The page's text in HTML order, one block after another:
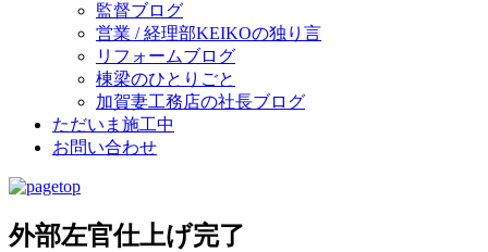
監督ブログ
営業 / 経理部KEIKOの独り言
リフォームブログ
棟梁のひとりごと
加賀妻工務店の社長ブログ
ただいま施工中
お問い合わせ
外部左官仕上げ完了